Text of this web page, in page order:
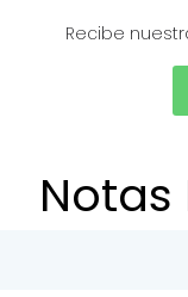
Recibe